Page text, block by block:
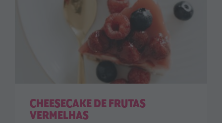
CHEESECAKE DE FRUTAS
VERMELHAS